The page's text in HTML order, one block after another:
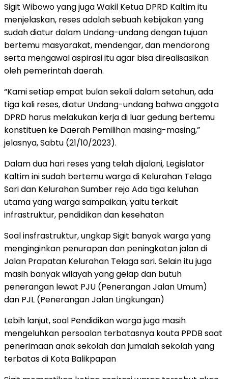
Sigit Wibowo yang juga Wakil Ketua DPRD Kaltim itu
menjelaskan, reses adalah sebuah kebijakan yang
sudah diatur dalam Undang-undang dengan tujuan
bertemu masyarakat, mendengar, dan mendorong
serta mengawal aspirasi itu agar bisa direalisasikan
oleh pemerintah daerah.
“Kami setiap empat bulan sekali dalam setahun, ada
tiga kali reses, diatur Undang-undang bahwa anggota
DPRD harus melakukan kerja di luar gedung bertemu
konstituen ke Daerah Pemilihan masing-masing,”
jelasnya, Sabtu (21/10/2023).
Dalam dua hari reses yang telah dijalani, Legislator
Kaltim ini sudah bertemu warga di Kelurahan Telaga
Sari dan Kelurahan Sumber rejo Ada tiga keluhan
utama yang warga sampaikan, yaitu terkait
infrastruktur, pendidikan dan kesehatan
Soal insfrastruktur, ungkap Sigit banyak warga yang
menginginkan penurapan dan peningkatan jalan di
Jalan Prapatan Kelurahan Telaga sari. Selain itu juga
masih banyak wilayah yang gelap dan butuh
penerangan lewat PJU (Penerangan Jalan Umum)
dan PJL (Penerangan Jalan Lingkungan)
Lebih lanjut, soal Pendidikan warga juga masih
mengeluhkan persoalan terbatasnya kouta PPDB saat
penerimaan anak sekolah dan jumalah sekolah yang
terbatas di Kota Balikpapan